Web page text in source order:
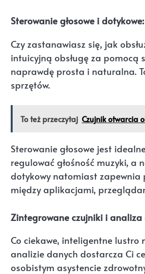
Sterowanie głosowe i
Czy zastanawiasz się, jak
intuicyjną obsługę za pomocą
naprawdę prosta i naturalna.
sprzętów.
To też przeczytaj Czujnik otwarcia
Sterowanie głosowe jest
regulować głośność muzyki, a
dotykowy natomiast zapewnia
między aplikacjami,
Zintegrowane czujniki i
Co ciekawe, inteligentne lustro
analizie danych dostarcza Ci
osobistym asystencie